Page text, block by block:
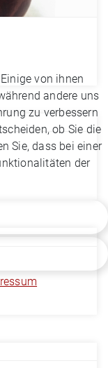
von ihnen
andere uns
zu verbessern
ob Sie die
Sie, dass bei einer
der